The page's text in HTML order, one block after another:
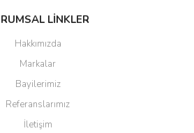
veya görüntülenemiyor.
eksik bilgiler bulunuyor.
bulunuyor.
daha pahalı.
LİNKLER
Hakkımızda
Markalar
Bayilerimiz
Referanslarımız
İletişim